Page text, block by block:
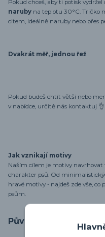
Pokud chceš, aby ti potisk
naruby na teplotu 30°C. Tričko
citem, ideálně naruby nebo přes
Dvakrát měř, jednou řež
Pokud budeš chtít větší nebo
v nabídce, určitě nás kontaktuj 👌
Jak vznikají motivy
Naším cílem je motivy navrhovat
charakter psů. Od
hravé motivy - najdeš zde vše, co
psům.
Původ zboží